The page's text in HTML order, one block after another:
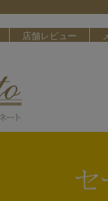
店舗レビュー